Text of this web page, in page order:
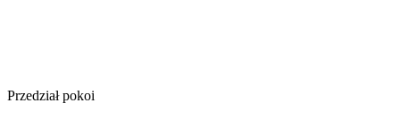
Przedział pokoi